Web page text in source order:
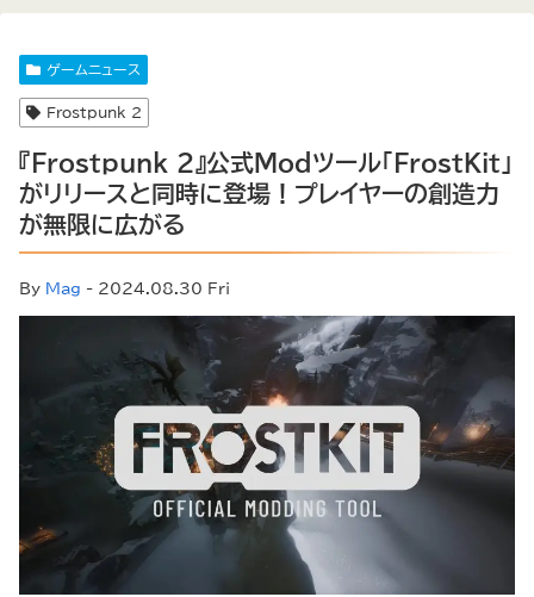
ゲームニュース
Frostpunk 2
『Frostpunk 2』公式Modツール「FrostKit」
がリリースと同時に登場！プレイヤーの創造力
が無限に広がる
By Mag - 2024.08.30 Fri